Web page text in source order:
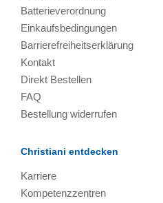
Batterieverordnung
Einkaufsbedingungen
Barrierefreiheitserklärung
Kontakt
Direkt Bestellen
FAQ
Bestellung widerrufen
Christiani entdecken
Karriere
Kompetenzzentren